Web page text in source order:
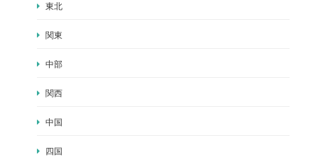
東北
関東
中部
関西
中国
四国